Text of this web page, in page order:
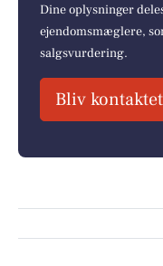
Dine oplysninger
ejendomsmæglere,
salgsvurdering.
Bliv kontaktet